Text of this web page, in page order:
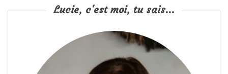
Lucie, c'est moi, tu sais...